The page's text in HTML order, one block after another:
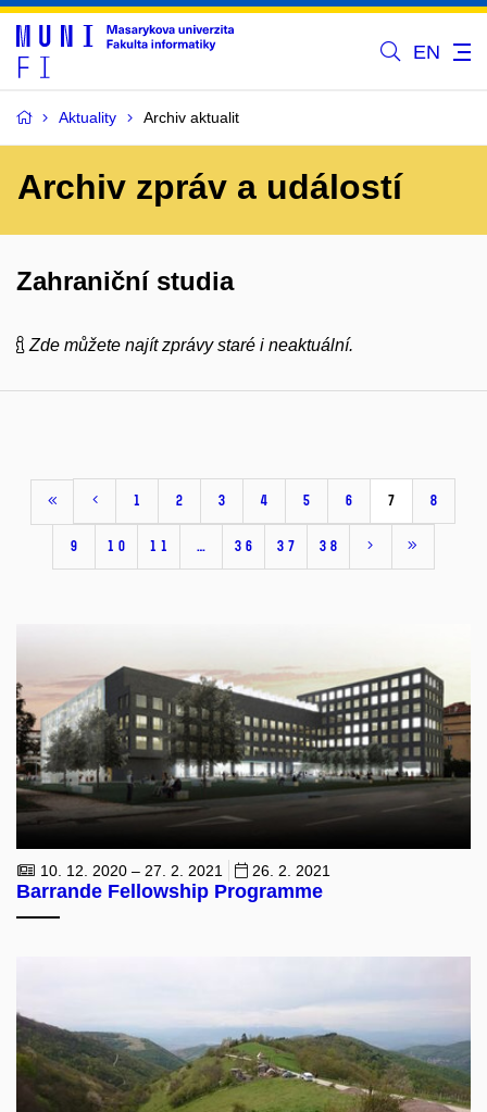
EN
Aktuality Archiv aktualit
Archiv zpráv a událostí
Zahraniční studia
Zde můžete najít zprávy staré i neaktuální.
1 2 3 4 5 6 7 8
9 10 11 … 36 37 38
10. 12. 2020 – 27. 2. 2021 26. 2. 2021
Barrande Fellowship Programme